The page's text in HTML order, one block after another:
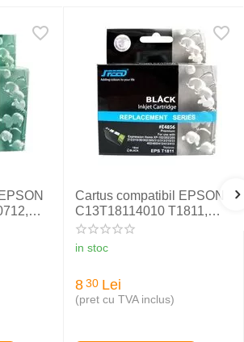
Cartus compatibil EPSON
C13T18114010 T1811,
BLACK
in stoc
8 30 Lei
(pret cu TVA inclus)